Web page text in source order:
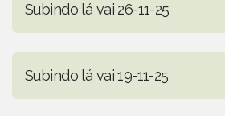
Subindo lá vai 26-11-25
Subindo lá vai 19-11-25